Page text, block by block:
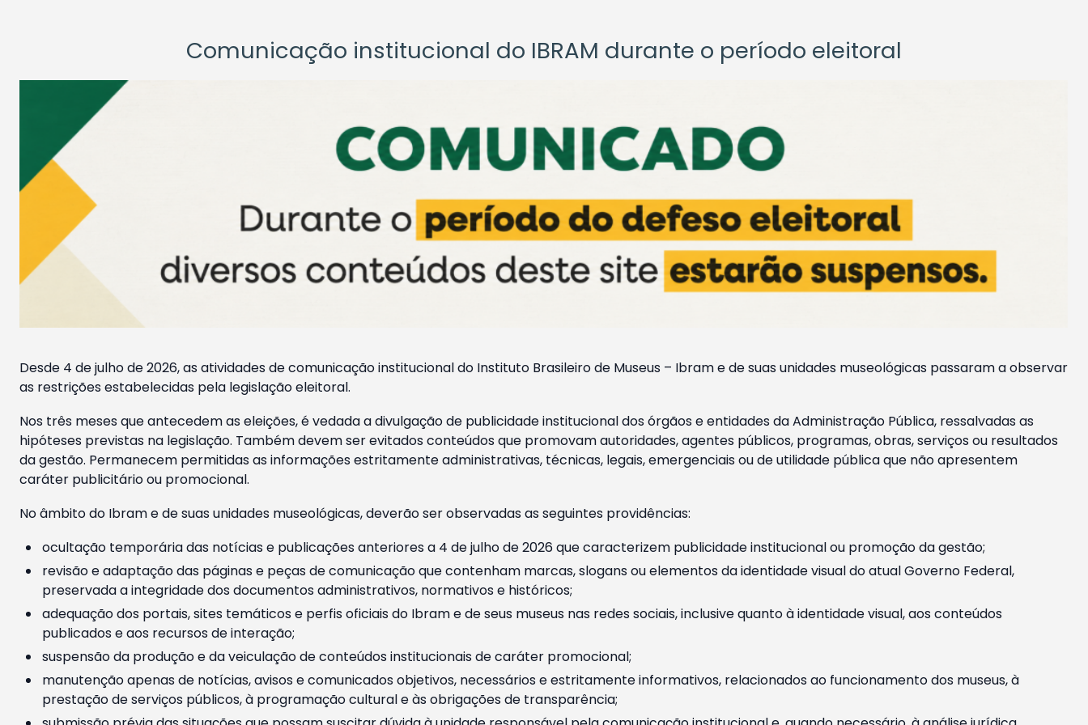
Comunicação institucional do IBRAM durante o período eleitoral
Desde 4 de julho de 2026, as atividades de comunicação institucional do Instituto Brasileiro de Museus – Ibram e de suas unidades museológicas passaram a observar
as restrições estabelecidas pela legislação eleitoral.
Nos três meses que antecedem as eleições, é vedada a divulgação de publicidade institucional dos órgãos e entidades da Administração Pública, ressalvadas as
hipóteses previstas na legislação. Também devem ser evitados conteúdos que promovam autoridades, agentes públicos, programas, obras, serviços ou resultados
da gestão. Permanecem permitidas as informações estritamente administrativas, técnicas, legais, emergenciais ou de utilidade pública que não apresentem
caráter publicitário ou promocional.
No âmbito do Ibram e de suas unidades museológicas, deverão ser observadas as seguintes providências:
ocultação temporária das notícias e publicações anteriores a 4 de julho de 2026 que caracterizem publicidade institucional ou promoção da gestão;
revisão e adaptação das páginas e peças de comunicação que contenham marcas, slogans ou elementos da identidade visual do atual Governo Federal,
preservada a integridade dos documentos administrativos, normativos e históricos;
adequação dos portais, sites temáticos e perfis oficiais do Ibram e de seus museus nas redes sociais, inclusive quanto à identidade visual, aos conteúdos
publicados e aos recursos de interação;
suspensão da produção e da veiculação de conteúdos institucionais de caráter promocional;
manutenção apenas de notícias, avisos e comunicados objetivos, necessários e estritamente informativos, relacionados ao funcionamento dos museus, à
prestação de serviços públicos, à programação cultural e às obrigações de transparência;